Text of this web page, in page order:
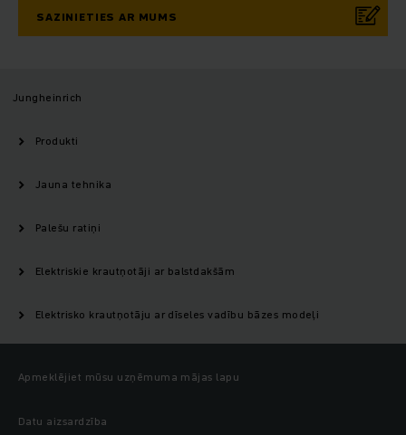
SAZINIETIES AR MUMS
Jungheinrich
Produkti
Jauna tehnika
Palešu ratiņi
Elektriskie krautņotāji ar balstdakšām
Elektrisko krautņotāju ar dīseles vadību bāzes modeļi
Apmeklējiet mūsu uzņēmuma mājas lapu
Datu aizsardzība